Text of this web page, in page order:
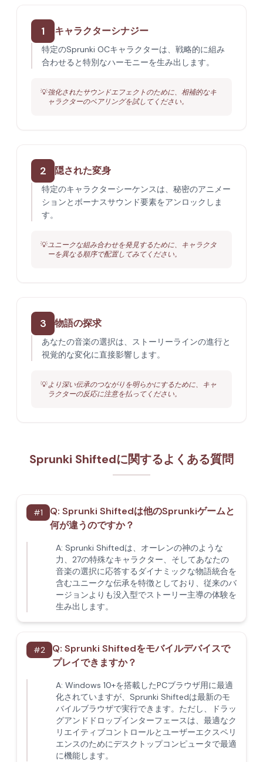
1 キャラクターシナジー
特定のSprunki OCキャラクターは、戦略的に組み
合わせると特別なハーモニーを生み出します。
💡強化されたサウンドエフェクトのために、相補的なキ
ャラクターのペアリングを試してください。
2 隠された変身
特定のキャラクターシーケンスは、秘密のアニメー
ションとボーナスサウンド要素をアンロックしま
す。
💡ユニークな組み合わせを発見するために、キャラクタ
ーを異なる順序で配置してみてください。
3 物語の探求
あなたの音楽の選択は、ストーリーラインの進行と
視覚的な変化に直接影響します。
💡より深い伝承のつながりを明らかにするために、キャ
ラクターの反応に注意を払ってください。
Sprunki Shiftedに関するよくある質問
#1 Q: Sprunki Shiftedは他のSprunkiゲームと
何が違うのですか？
A: Sprunki Shiftedは、オーレンの神のような
力、27の特殊なキャラクター、そしてあなたの
音楽の選択に応答するダイナミックな物語統合を
含むユニークな伝承を特徴としており、従来のバ
ージョンよりも没入型でストーリー主導の体験を
生み出します。
#2 Q: Sprunki Shiftedをモバイルデバイスで
プレイできますか？
A: Windows 10+を搭載したPCブラウザ用に最適
化されていますが、Sprunki Shiftedは最新のモ
バイルブラウザで実行できます。ただし、ドラッ
グアンドドロップインターフェースは、最適なク
リエイティブコントロールとユーザーエクスペリ
エンスのためにデスクトップコンピュータで最適
に機能します。